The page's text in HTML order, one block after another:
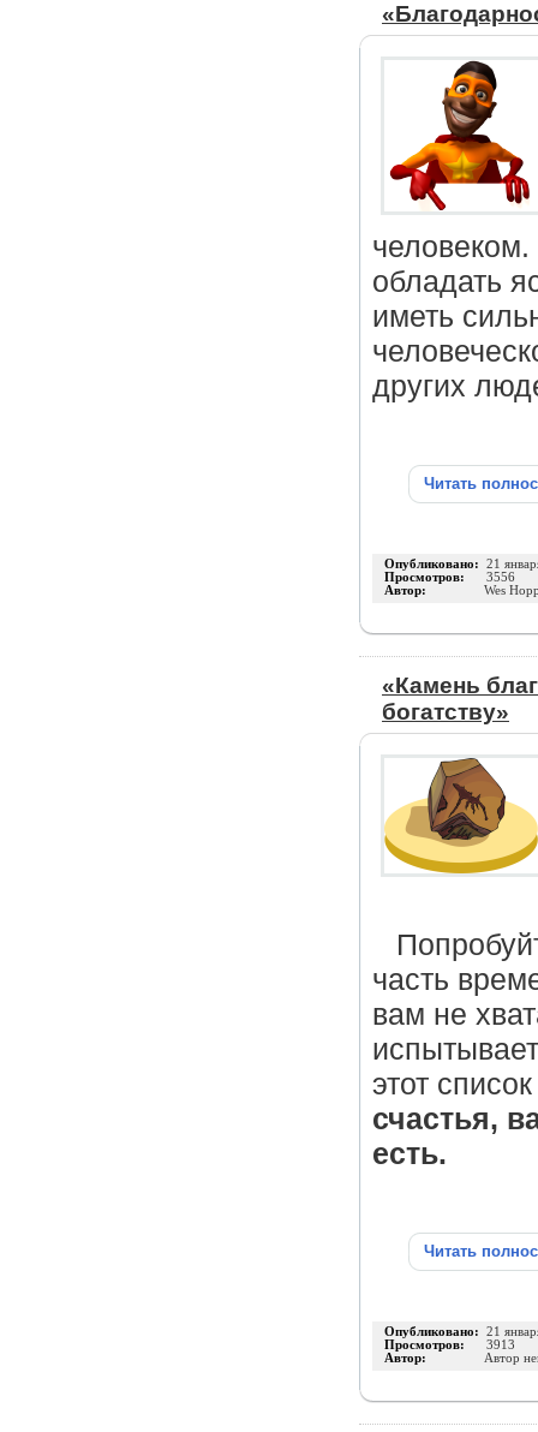
обладать
иметь
других
Читать
Опубликовано: 21
Просмотров: 3556
Автор: Wes
«Камень
богатству»
часть
вам не
этот
счастья,
есть.
Читать
Опубликовано: 21
Просмотров: 3913
Автор: Автор